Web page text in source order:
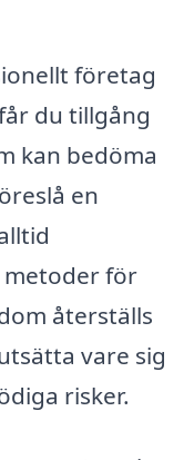
företag
du tillgång
kan bedöma
en
för
återställs
vare sig
risker.